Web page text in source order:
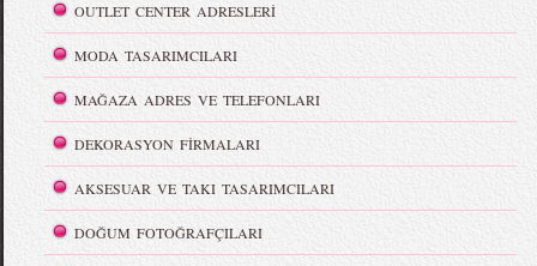
OUTLET CENTER ADRESLERİ
MODA TASARIMCILARI
MAĞAZA ADRES VE TELEFONLARI
DEKORASYON FİRMALARI
AKSESUAR VE TAKI TASARIMCILARI
DOĞUM FOTOĞRAFÇILARI